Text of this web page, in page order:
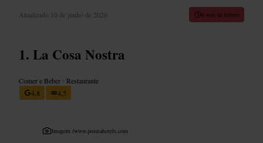
Atualizado 10 de junho de 2026 8 min de leitura
La Cosa Nostra
Comer e Beber • Restaurante
4,8
4,5
Imagem /www.pointahotels.com